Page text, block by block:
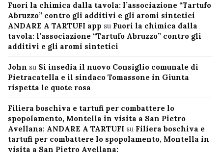
Fuori la chimica dalla tavola: l’associazione “Tartufo
Abruzzo” contro gli additivi e gli aromi sintetici
ANDARE A TARTUFI app su Fuori la chimica dalla
tavola: l’associazione “Tartufo Abruzzo” contro gli
additivi e gli aromi sintetici
John su Si insedia il nuovo Consiglio comunale di
Pietracatella e il sindaco Tomassone in Giunta
rispetta le quote rosa
Filiera boschiva e tartufi per combattere lo
spopolamento, Montella in visita a San Pietro
Avellana: ANDARE A TARTUFI su Filiera boschiva e
tartufi per combattere lo spopolamento, Montella in
visita a San Pietro Avellana: